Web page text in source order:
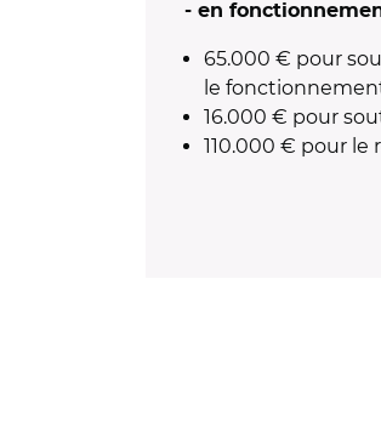
- en
65.000 € pour
le
16.000 € pour
110.000 € pour le